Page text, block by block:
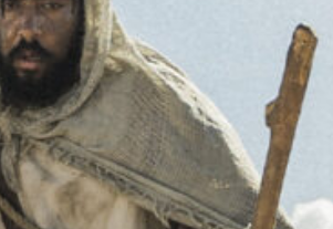
Merken Share Melden
Nächste Veranstaltung am
07/12/2025 18:00 - 19:00